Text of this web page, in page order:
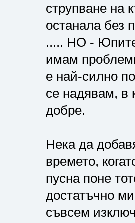
струпване на
останала без
..... НО -
имам
е най-силно
се надявам, в
добре.
Нека да
времето,
пусна поне
достатъчно
съвсем